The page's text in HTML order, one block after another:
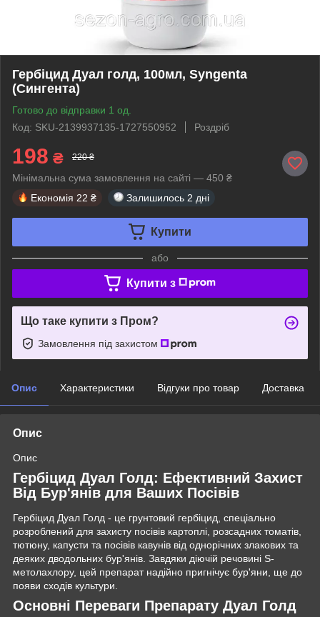
Гербіцид Дуал голд, 100мл, Syngenta
(Сингента)
Готово до відправки 1 од.
Код: SKU-2139937135-1727550952
Роздріб
198 ₴ 220 ₴
Мінімальна сума замовлення на сайті — 450 ₴
Економія 22 ₴ Залишилось 2 дні
Купити
або
Купити з
Що таке купити з Пром?
Замовлення під захистом
Опис Характеристики Відгуки про товар Доставка
Опис
Опис
Гербіцид Дуал Голд: Ефективний Захист
Від Бур'янів для Ваших Посівів
Гербіцид Дуал Голд - це грунтовий гербіцид, спеціально
розроблений для захисту посівів картоплі, розсадних томатів,
тютюну, капусти та посівів кавунів від однорічних злакових та
деяких дводольних бур'янів. Завдяки діючій речовині S-
метолахлору, цей препарат надійно пригнічує бур'яни, ще до
появи сходів культури.
Основні Переваги Препарату Дуал Голд